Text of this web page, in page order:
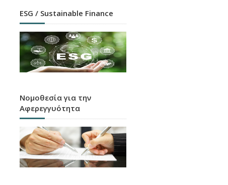
ESG / Sustainable Finance
Νομοθεσία για την
Αφερεγγυότητα